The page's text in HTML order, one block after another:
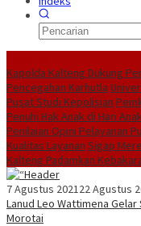
Kapolda Kalteng Dukung
Pencegahan Karhutla
Pusat Studi Kepolisian
Penuhi Hak Anak di Hari
Penilaian Opini Pelayanan
Kualitas Layanan Sigap
Kalteng Padamkan
7 Agustus 202122 Agustus
Lanud Leo Wattimena Gelar
Morotai